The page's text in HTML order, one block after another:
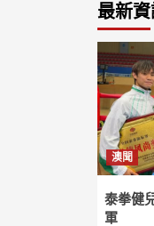
最新
澳聞
泰拳健
軍